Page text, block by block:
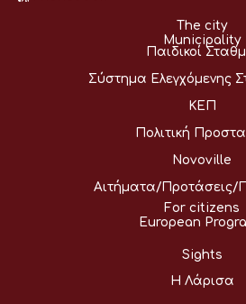
The city
Municipality
Παιδικοί
Σύστημα Ελεγχόμενης
ΚΕΠ
Πολιτική
Novoville
Αιτήματα/
For citizens
European
Sights
Η Λάρισα